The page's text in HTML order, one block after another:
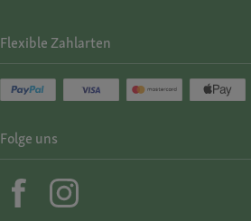
Flexible Zahlarten
Folge uns